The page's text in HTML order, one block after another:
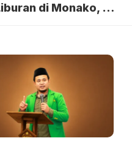
Fuji Liburan di Monako, Pancarkan Aura Berkelas!